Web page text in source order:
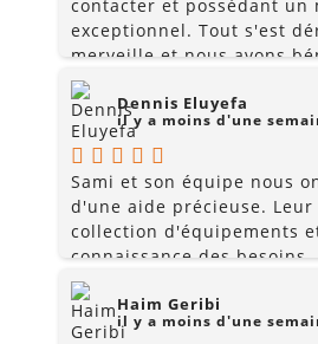
souviendront longtemps
et je n'hésiterai pas à
contacter et possédant un
exceptionnel. Tout s'est
merveille et nous avons
d'un des meilleurs
sonorisation du cours
fête de la
recommandés.
Dennis Eluyefa
il y a moins d'une
Sami et son équipe nous
d'une aide précieuse. Leur
collection d'équipements
connaissance des besoins
spécifiques de chacun ont
extrêmement utiles. Nous
recommandons vivement !
Haim Geribi
il y a moins d'une